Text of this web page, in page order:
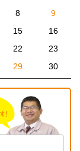
8
9
15
16
22
23
29 30